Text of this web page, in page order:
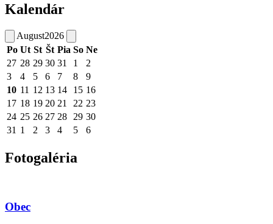
Kalendár
August2026
Po Ut St Št Pia So Ne
27 28 29 30 31 1
2
3
4 5 6 7 8
9
10 11 12 13 14 15 16
17 18 19 20 21 22 23
24 25 26 27 28 29 30
31 1 2 3 4 5 6
Fotogaléria
Obec